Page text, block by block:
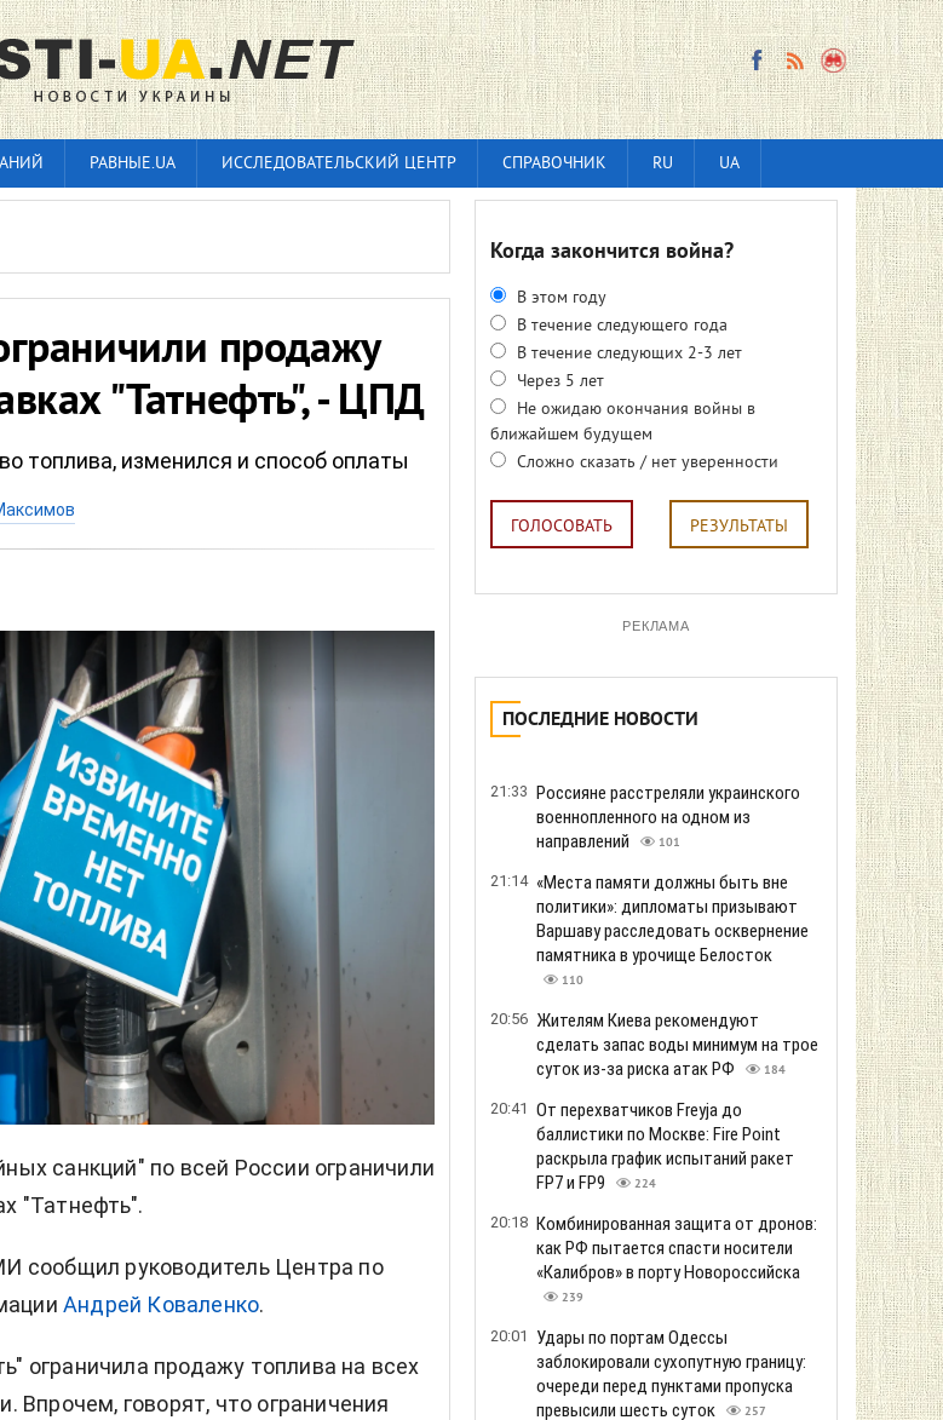
РАВНЫЕ.UA ИССЛЕДОВАТЕЛЬСКИЙ ЦЕНТР СПРАВОЧНИК RU UA
продажу
"Татнефть", - ЦПД
топлива, изменился и способ оплаты
санкций" по всей России ограничили
"Татнефть".
сообщил руководитель Центра по
Андрей Коваленко.
ограничила продажу топлива на всех
Впрочем, говорят, что ограничения
Когда закончится война?
В этом году
В течение следующего года
В течение следующих 2-3 лет
Через 5 лет
Не ожидаю окончания войны в
ближайшем будущем
Сложно сказать / нет уверенности
ГОЛОСОВАТЬ РЕЗУЛЬТАТЫ
РЕКЛАМА
ПОСЛЕДНИЕ НОВОСТИ
21:33 Россияне расстреляли украинского
военнопленного на одном из
направлений
101
21:14 «Места памяти должны быть вне
политики»: дипломаты призывают
Варшаву расследовать осквернение
памятника в урочище Белосток
110
20:56 Жителям Киева рекомендуют
сделать запас воды минимум на трое
суток из-за риска атак РФ
184
20:41 От перехватчиков Freyja до
баллистики по Москве: Fire Point
раскрыла график испытаний ракет
FP7 и FP9
224
20:18 Комбинированная защита от дронов:
как РФ пытается спасти носители
«Калибров» в порту Новороссийска
239
20:01
Удары по портам Одессы
заблокировали сухопутную границу:
очереди перед пунктами пропуска
превысили шесть суток
257